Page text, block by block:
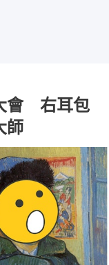
會 右耳包
師